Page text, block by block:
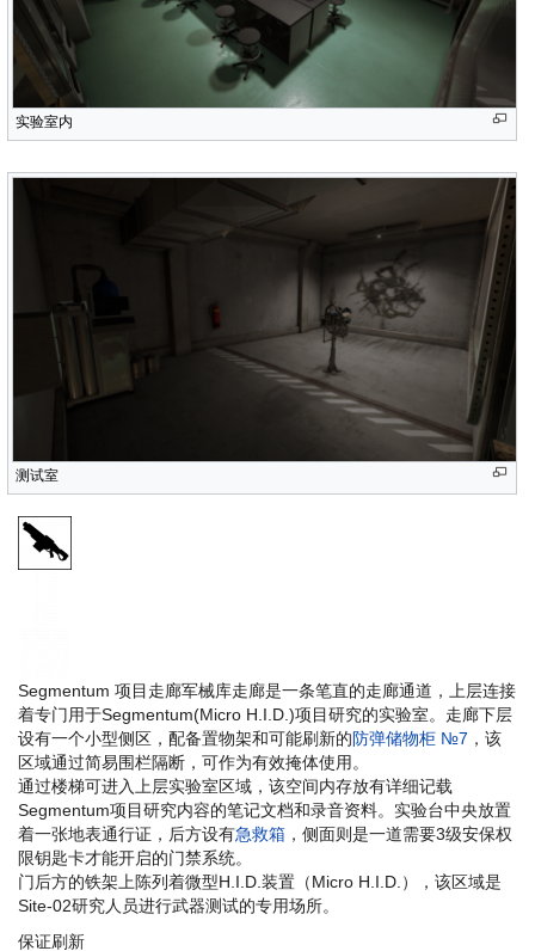
实验室内
测试室
Segmentum 项目走廊军械库走廊是一条笔直的走廊通道，上层连接
着专门用于Segmentum(Micro H.I.D.)项目研究的实验室。走廊下层
设有一个小型侧区，配备置物架和可能刷新的防弹储物柜 №7 ，该
区域通过简易围栏隔断，可作为有效掩体使用。
通过楼梯可进入上层实验室区域，该空间内存放有详细记载
Segmentum项目研究内容的笔记文档和录音资料。实验台中央放置
着一张地表通行证，后方设有急救箱 ，侧面则是一道需要3级安保权
限钥匙卡才能开启的门禁系统。
门后方的铁架上陈列着微型H.I.D.装置（Micro H.I.D.），该区域是
Site-02研究人员进行武器测试的专用场所。
保证刷新